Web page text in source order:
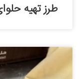
طرز تهیه